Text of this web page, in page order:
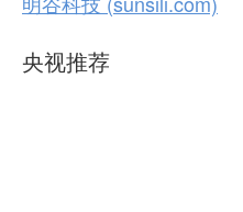
央视推荐